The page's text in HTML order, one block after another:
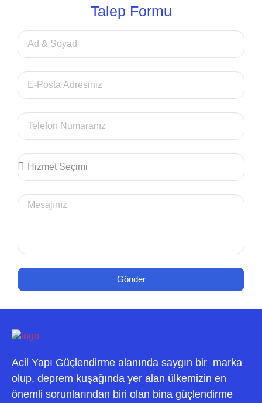
Talep Formu
Gönder
Acil Yapı Güçlendirme alanında saygın bir marka
olup, deprem kuşağında yer alan ülkemizin en
önemli sorunlarından biri olan bina güçlendirme